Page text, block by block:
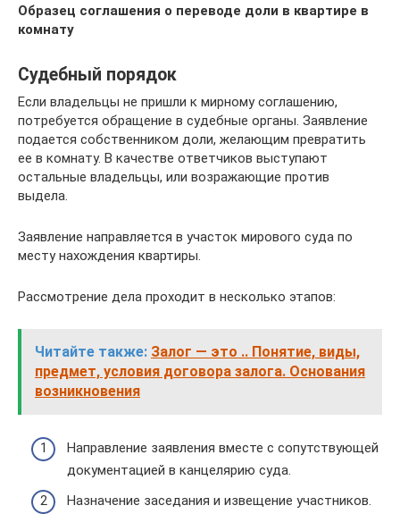
Образец соглашения о переводе доли в квартире в
комнату
Судебный порядок
Если владельцы не пришли к мирному соглашению,
потребуется обращение в судебные органы. Заявление
подается собственником доли, желающим превратить
ее в комнату. В качестве ответчиков выступают
остальные владельцы, или возражающие против
выдела.
Заявление направляется в участок мирового суда по
месту нахождения квартиры.
Рассмотрение дела проходит в несколько этапов:
Читайте также: Залог — это .. Понятие, виды,
предмет, условия договора залога. Основания
возникновения
Направление заявления вместе с сопутствующей
документацией в канцелярию суда.
Назначение заседания и извещение участников.